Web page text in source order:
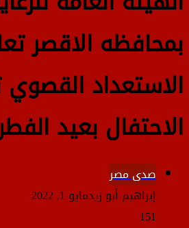
بمحافظه الاقصر
الاستعداد القصوي
الاحتفال بعيد
صدى مصر
إبراهيم أبو زيدمايو 1, 2022
151